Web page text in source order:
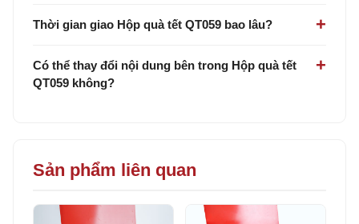
Thời gian giao Hộp quà tết QT059 bao lâu?
Có thể thay đổi nội dung bên trong Hộp quà tết
QT059 không?
Sản phẩm liên quan